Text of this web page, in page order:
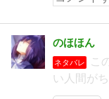
のほほん
ネタバレ
こ
い人間がち